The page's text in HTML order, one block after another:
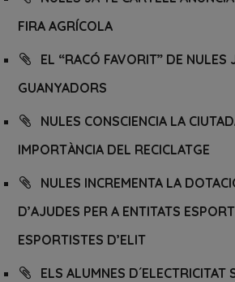
FIRA AGRÍCOLA
EL “RACÓ FAVORIT” DE NULES
GUANYADORS
NULES CONSCIENCIA LA
IMPORTÀNCIA DEL RECICLATGE
NULES INCREMENTA LA
D’AJUDES PER A ENTITATS
ESPORTISTES D’ELIT
ELS ALUMNES D´ELECTRICITAT